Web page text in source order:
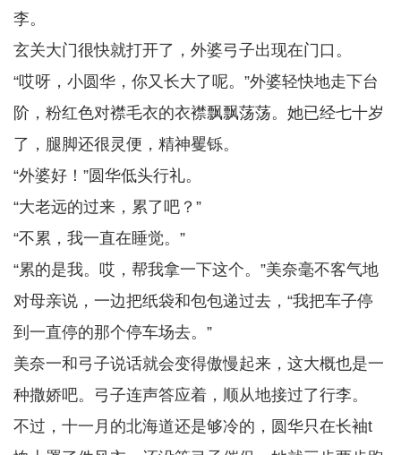
李。
玄关大门很快就打开了，外婆弓子出现在门口。
“哎呀，小圆华，你又长大了呢。”外婆轻快地走下台
阶，粉红色对襟毛衣的衣襟飘飘荡荡。她已经七十岁
了，腿脚还很灵便，精神矍铄。
“外婆好！”圆华低头行礼。
“大老远的过来，累了吧？”
“不累，我一直在睡觉。”
“累的是我。哎，帮我拿一下这个。”美奈毫不客气地
对母亲说，一边把纸袋和包包递过去，“我把车子停
到一直停的那个停车场去。”
美奈一和弓子说话就会变得傲慢起来，这大概也是一
种撒娇吧。弓子连声答应着，顺从地接过了行李。
不过，十一月的北海道还是够冷的，圆华只在长袖t